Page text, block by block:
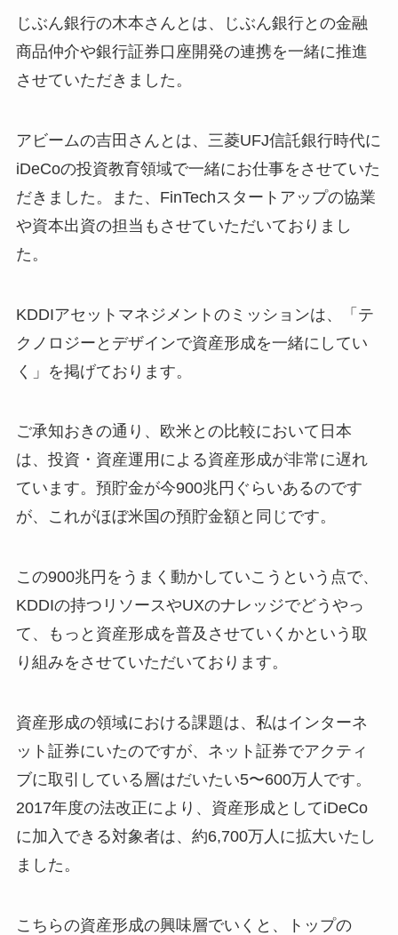
じぶん銀行の木本さんとは、じぶん銀行との金融
商品仲介や銀行証券口座開発の連携を一緒に推進
させていただきました。
アビームの吉田さんとは、三菱UFJ信託銀行時代に
iDeCoの投資教育領域で一緒にお仕事をさせていた
だきました。また、FinTechスタートアップの協業
や資本出資の担当もさせていただいておりまし
た。
KDDIアセットマネジメントのミッションは、「テ
クノロジーとデザインで資産形成を一緒にしてい
く」を掲げております。
ご承知おきの通り、欧米との比較において日本
は、投資・資産運用による資産形成が非常に遅れ
ています。預貯金が今900兆円ぐらいあるのです
が、これがほぼ米国の預貯金額と同じです。
この900兆円をうまく動かしていこうという点で、
KDDIの持つリソースやUXのナレッジでどうやっ
て、もっと資産形成を普及させていくかという取
り組みをさせていただいております。
資産形成の領域における課題は、私はインターネ
ット証券にいたのですが、ネット証券でアクティ
ブに取引している層はだいたい5〜600万人です。
2017年度の法改正により、資産形成としてiDeCo
に加入できる対象者は、約6,700万人に拡大いたし
ました。
こちらの資産形成の興味層でいくと、トップの